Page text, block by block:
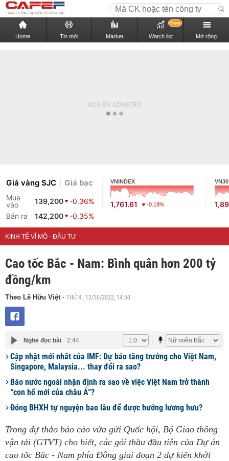
Home Tin mới Market Watch list
New
Mở rộng
Giá vàng SJC Giá bạc
Mua
vào
139,200
-0.36%
Bán ra
142,200 -0.35%
VNINDEX
1,761.61 -0.18%
VN30
KINH TẾ VĨ MÔ - ĐẦU TƯ
Cao tốc Bắc - Nam: Bình quân hơn 200 tỷ
đồng/km
Theo Lê Hữu Việt- THỨ 4 , 12/10/2022, 14:50
Nghe đọc bài 2:44
Cập nhật mới nhất của IMF: Dự báo tăng trưởng cho Việt Nam,
Singapore, Malaysia... thay đổi ra sao?
Báo nước ngoài nhận định ra sao về việc Việt Nam trở thành
“con hổ mới của châu Á”?
Đóng BHXH tự nguyện bao lâu để được hưởng lương hưu?
Trong dự thảo báo cáo vừa gửi Quốc hội, Bộ Giao thông
vận tải (GTVT) cho biết, các gói thầu đầu tiên của Dự án
cao tốc Bắc - Nam phía Đông giai đoạn 2 dự kiến khởi